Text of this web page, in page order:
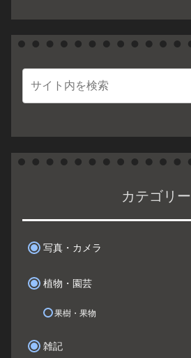
カテゴリー
写真・カメラ
植物・園芸
果樹・果物
雑記